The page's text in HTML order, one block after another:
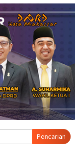
Pencarian